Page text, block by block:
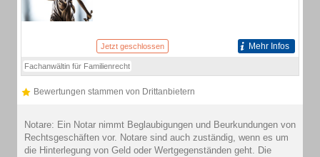
Jetzt geschlossen Mehr Infos
Fachanwältin für Familienrecht
Bewertungen stammen von Drittanbietern
Notare: Ein Notar nimmt Beglaubigungen und Beurkundungen von
Rechtsgeschäften vor. Notare sind auch zuständig, wenn es um
die Hinterlegung von Geld oder Wertgegenständen geht. Die